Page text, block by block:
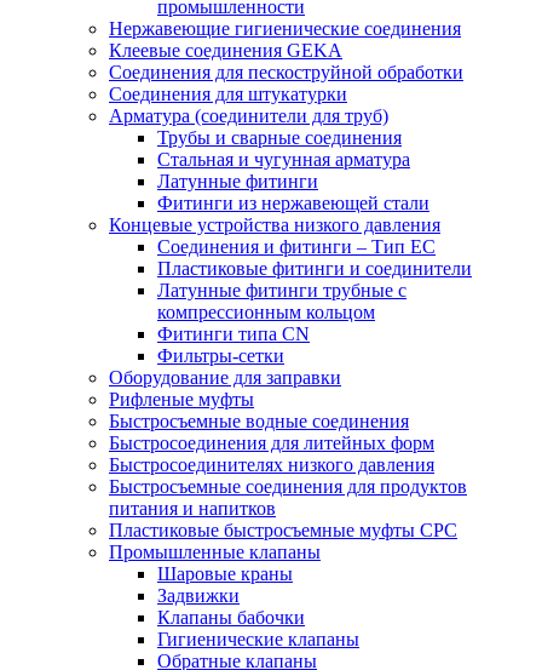
промышленности
Нержавеющие гигиенические соединения
Клеевые соединения GEKA
Соединения для пескоструйной обработки
Cоединения для штукатурки
Арматура (соединители для труб)
Трубы и сварные соединения
Стальная и чугунная арматура
Латунные фитинги
Фитинги из нержавеющей стали
Концевые устройства низкого давления
Соединения и фитинги – Тип EC
Пластиковые фитинги и соединители
Латунные фитинги трубные с
компрессионным кольцом
Фитинги типа CN
Фильтры-сетки
Оборудование для заправки
Рифленые муфты
Быстросъемные водные соединения
Быстросоединения для литейных форм
Быстросоединителях низкого давления
Быстросъемные соединения для продуктов
питания и напитков
Пластиковые быстросъемные муфты CPC
Промышленные клапаны
Шаровые краны
Задвижки
Клапаны бабочки
Гигиенические клапаны
Обратные клапаны